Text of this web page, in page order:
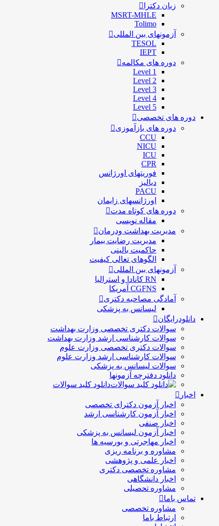
زبان دکترا
MSRT-MHLE
Tolimo
آزمونهای بین المللی
TESOL
IEPT
دوره های مکالمه
Level 1
Level 2
Level 3
Level 4
Level 5
دوره های تخصصی
دوره های بازآموزی
CCU
NICU
ICU
CPR
فوریتهای اورژانس
دیالیز
PACU
اورژانسهای زایمان
دوره های کوتاه مدت
مقاله نویسی
مدیریت بهداشت ودرمان
مديريت رضايت بيمار
حاكميت بالينی
الگوهای تعالی کيفيت
آزمونهای بین المللی
RN کانادا و استرالیا
CGFNS آمریکا
آمادگی مصاحبه دکتری
لیسانس به پزشکی
دانلودرایگان
سوالات دکتری تخصصی وزارت بهداشت
سوالات کارشناسی ارشد وزارت بهداشت
سوالات دکتری تخصصی وزارت علوم
سوالات کارشناسی ارشد وزارت علوم
سوالات لیسانس به پزشکی
دانلود دفترچه آزمونها
دانلود کلید سوالات
اخبار
اخبار آزمون دکترای تخصصی
اخبار آزمون کارشناسی ارشد
اخبار صنفی
اخبار آزمون لیسانس به پزشکی
اخبار مهاجرتی و بورسیه ها
مشاوره و برنامه ریزی
اخبار علمی و پژوهشی
مشاوره تخصصی دکتری
اخبار دانشگاهی
مشاوره تحصیلی
تماس باما
مشاوره تخصصی
ارتباط باما